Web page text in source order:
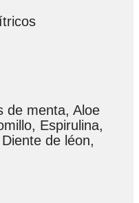
de menta, Aloe
Espirulina,
de léon,